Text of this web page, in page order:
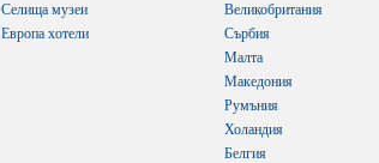
Селища музеи
Европа хотели
Великобритания
Сърбия
Малта
Македония
Румъния
Холандия
Белгия